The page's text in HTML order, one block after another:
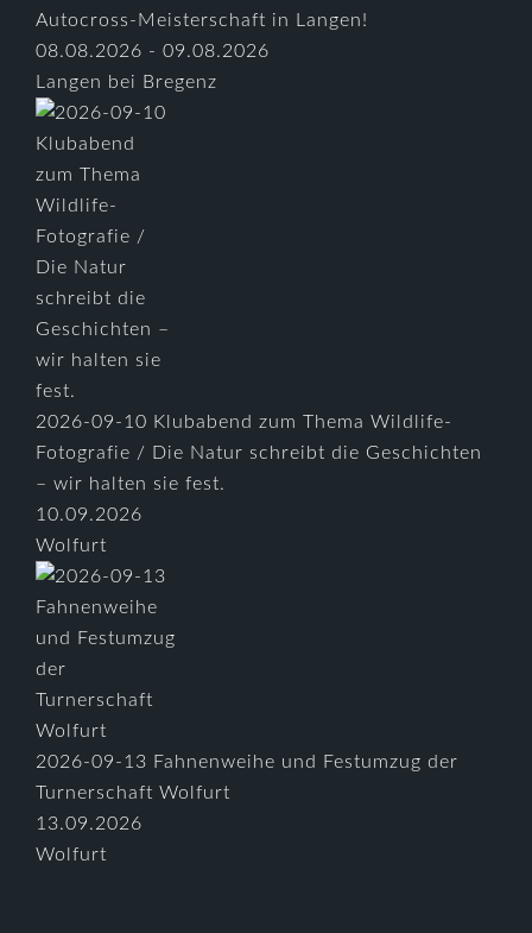
Autocross-Meisterschaft in Langen!
08.08.2026 - 09.08.2026
Langen bei Bregenz
2026-09-10 Klubabend zum Thema Wildlife-
Fotografie / Die Natur schreibt die Geschichten
– wir halten sie fest.
10.09.2026
Wolfurt
2026-09-13 Fahnenweihe und Festumzug der
Turnerschaft Wolfurt
13.09.2026
Wolfurt